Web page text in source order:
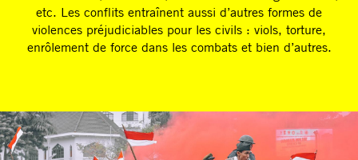
etc. Les conflits entraînent aussi d’autres formes de
violences préjudiciables pour les civils : viols, torture,
enrôlement de force dans les combats et bien d’autres.